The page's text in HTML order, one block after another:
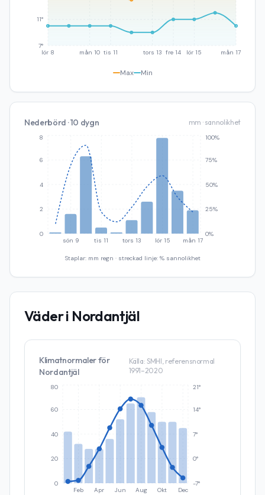
lör 8 mån 10 tis 11 tors 13 fre 14 lör 15 mån 17
7°
11°
Max Min
Nederbörd · 10 dygn mm · sannolikhet
sön 9 tis 11 tors 13 lör 15 mån 17
0
2
4
6
8
0%
25%
50%
75%
100%
Staplar: mm regn · streckad linje: % sannolikhet
Väder i Nordantjäl
Klimatnormaler för
Nordantjäl
Källa: SMHI, referensnormal
1991–2020
Feb Apr Jun Aug Okt Dec
0
20
40
60
80
-7°
0°
7°
14°
21°